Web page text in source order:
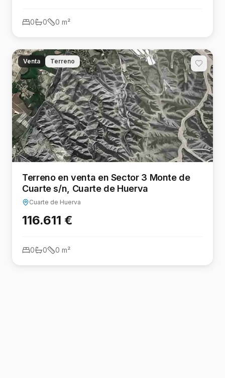
0 0 0 m²
Venta Terreno
Terreno en venta en Sector 3 Monte de
Cuarte s/n, Cuarte de Huerva
Cuarte de Huerva
116.611 €
0 0 0 m²